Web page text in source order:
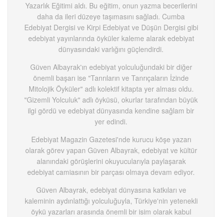
Yazarlık Eğitimi aldı. Bu eğitim, onun yazma becerilerini
daha da ileri düzeye taşımasını sağladı. Cumba
Edebiyat Dergisi ve Kirpi Edebiyat ve Düşün Dergisi gibi
edebiyat yayınlarında öyküler kaleme alarak edebiyat
dünyasındaki varlığını güçlendirdi.
Güven Albayrak'ın edebiyat yolculuğundaki bir diğer
önemli başarı ise "Tanrıların ve Tanrıçaların İzinde
Mitolojik Öyküler" adlı kolektif kitapta yer alması oldu.
"Gizemli Yolculuk" adlı öyküsü, okurlar tarafından büyük
ilgi gördü ve edebiyat dünyasında kendine sağlam bir
yer edindi.
Edebiyat Magazin Gazetesi'nde kurucu köşe yazarı
olarak görev yapan Güven Albayrak, edebiyat ve kültür
alanındaki görüşlerini okuyucularıyla paylaşarak
edebiyat camiasının bir parçası olmaya devam ediyor.
Güven Albayrak, edebiyat dünyasına katkıları ve
kaleminin aydınlattığı yolculuğuyla, Türkiye'nin yetenekli
öykü yazarları arasında önemli bir isim olarak kabul